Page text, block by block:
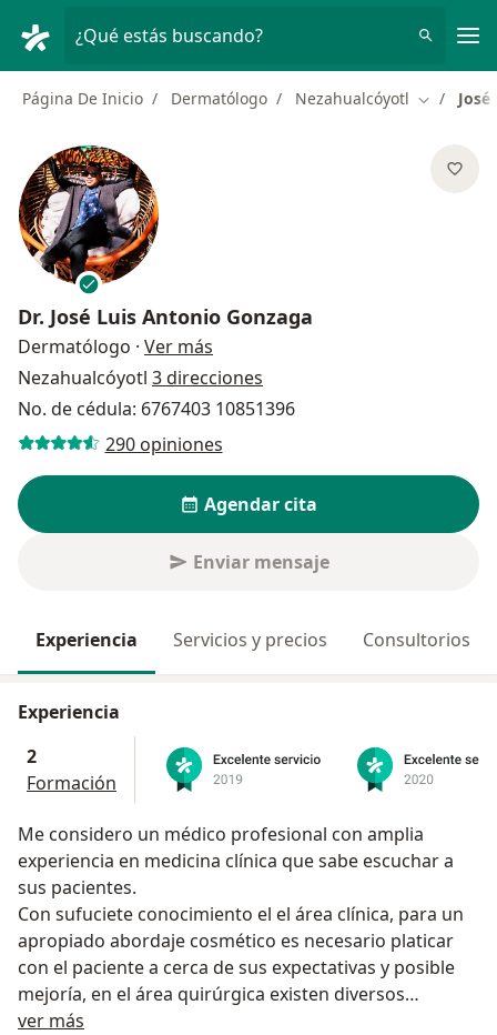
¿Qué estás buscando?
Página De Inicio Dermatólogo Nezahualcóyotl Cambiar
Dr. José Luis Antonio Gonzaga
Dermatólogo · Ver más
Nezahualcóyotl 3 direcciones
No. de cédula: 6767403 10851396
290 opiniones
Agendar cita
Enviar mensaje
Experiencia Servicios y precios Consultorios
Experiencia
2
Formación
Me considero un médico profesional con amplia
experiencia en medicina clínica que sabe escuchar a
sus pacientes.
Con sufuciete conocimiento el el área clínica, para un
apropiado abordaje cosmético es necesario platicar
con el paciente a cerca de sus expectativas y posible
mejoría, en el área quirúrgica existen diversos
métodos con la intención que no haya cicatrices muy
ver más